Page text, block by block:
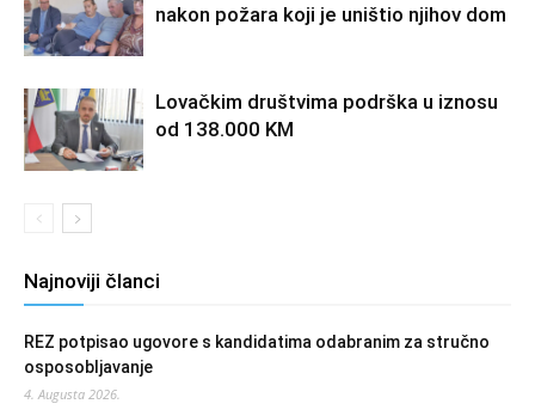
nakon požara koji je uništio njihov dom
Lovačkim društvima podrška u iznosu
od 138.000 KM
Najnoviji članci
REZ potpisao ugovore s kandidatima odabranim za stručno
osposobljavanje
4. Augusta 2026.